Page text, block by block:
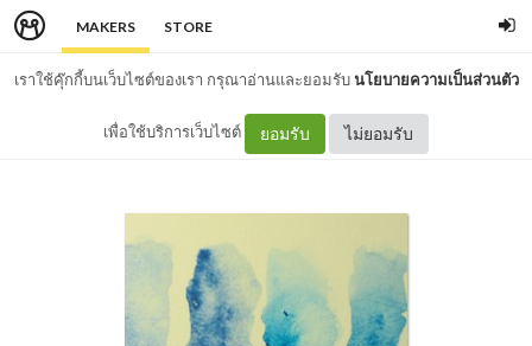
MAKERS STORE
เราใช้คุ๊กกี้บนเว็บไซต์ของเรา กรุณาอ่านและยอมรับนโยบายความเป็นส่วนตัว
เพื่อใช้บริการเว็บไซต์ ยอมรับ ไม่ยอมรับ